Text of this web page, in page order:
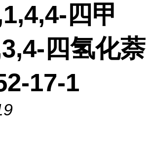
四甲
四氢化萘
17-1